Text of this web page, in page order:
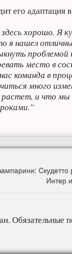
его адаптация в
хорошо. Я
я нашел
проблемой
место в
команда в
много
и что
Скудетто
Интер
Обязательные